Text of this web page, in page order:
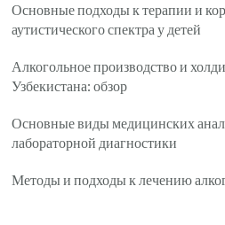
Основные подходы к терапии и
аутистического спектра у детей
Алкогольное производство и
Узбекистана: обзор
Основные виды медицинских
лабораторной диагностики
Методы и подходы к лечению